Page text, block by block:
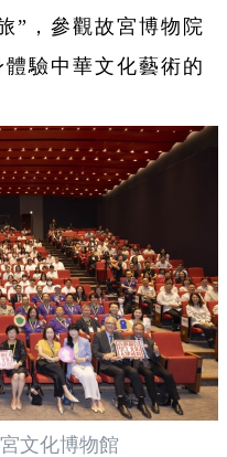
”，參觀故宮博物院
驗中華文化藝術的
文化博物館